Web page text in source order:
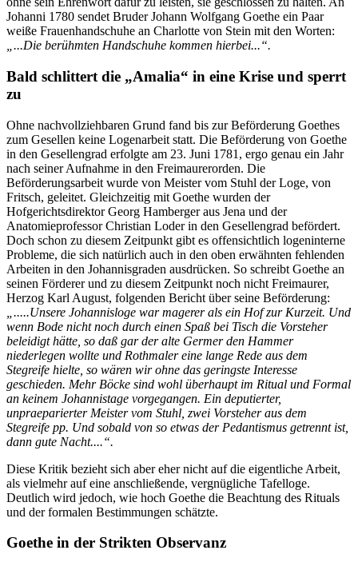
Johanni 1780 sendet Bruder Johann Wolfgang Goethe ein Paar
weiße Frauenhandschuhe an Charlotte von Stein mit den Worten:
„...Die berühmten Handschuhe kommen hierbei...“.
Bald schlittert die „Amalia“ in eine Krise und sperrt
zu
Ohne nachvollziehbaren Grund fand bis zur Beförderung Goethes
zum Gesellen keine Logenarbeit statt. Die Beförderung von Goethe
in den Gesellengrad erfolgte am 23. Juni 1781, ergo genau ein Jahr
nach seiner Aufnahme in den Freimaurerorden. Die
Beförderungsarbeit wurde von Meister vom Stuhl der Loge, von
Fritsch, geleitet. Gleichzeitig mit Goethe wurden der
Hofgerichtsdirektor Georg Hamberger aus Jena und der
Anatomieprofessor Christian Loder in den Gesellengrad befördert.
Doch schon zu diesem Zeitpunkt gibt es offensichtlich logeninterne
Probleme, die sich natürlich auch in den oben erwähnten fehlenden
Arbeiten in den Johannisgraden ausdrücken. So schreibt Goethe an
seinen Förderer und zu diesem Zeitpunkt noch nicht Freimaurer,
Herzog Karl August, folgenden Bericht über seine Beförderung:
„.....Unsere Johannisloge war magerer als ein Hof zur Kurzeit. Und
wenn Bode nicht noch durch einen Spaß bei Tisch die Vorsteher
beleidigt hätte, so daß gar der alte Germer den Hammer
niederlegen wollte und Rothmaler eine lange Rede aus dem
Stegreife hielte, so wären wir ohne das geringste Interesse
geschieden. Mehr Böcke sind wohl überhaupt im Ritual und Formal
an keinem Johannistage vorgegangen. Ein deputierter,
unpraeparierter Meister vom Stuhl, zwei Vorsteher aus dem
Stegreife pp. Und sobald von so etwas der Pedantismus getrennt ist,
dann gute Nacht....“.
Diese Kritik bezieht sich aber eher nicht auf die eigentliche Arbeit,
als vielmehr auf eine anschließende, vergnügliche Tafelloge.
Deutlich wird jedoch, wie hoch Goethe die Beachtung des Rituals
und der formalen Bestimmungen schätzte.
Goethe in der Strikten Observanz